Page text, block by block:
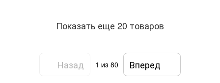
Показать еще 20 товаров
Назад 1 из 80 Вперед